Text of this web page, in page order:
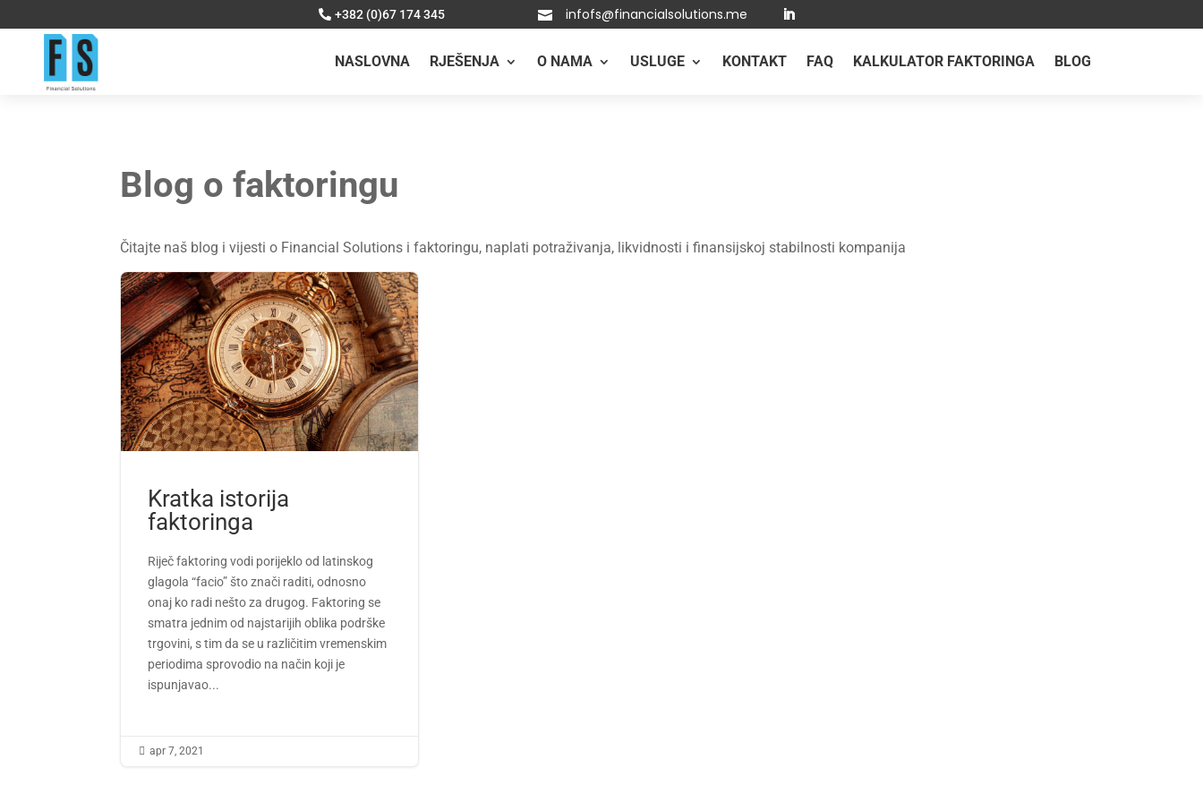
+382 (0)67 174 345  infofs@financialsolutions.me
NASLOVNA RJEŠENJA O NAMA USLUGE KONTAKT FAQ KALKULATOR FAKTORINGA BLOG
Blog o faktoringu
Čitajte naš blog i vijesti o Financial Solutions i faktoringu, naplati potraživanja, likvidnosti i finansijskoj stabilnosti kompanija
Kratka istorija
faktoringa
Riječ faktoring vodi porijeklo od latinskog
glagola “facio” što znači raditi, odnosno
onaj ko radi nešto za drugog. Faktoring se
smatra jednim od najstarijih oblika podrške
trgovini, s tim da se u različitim vremenskim
periodima sprovodio na način koji je
ispunjavao...
 apr 7, 2021